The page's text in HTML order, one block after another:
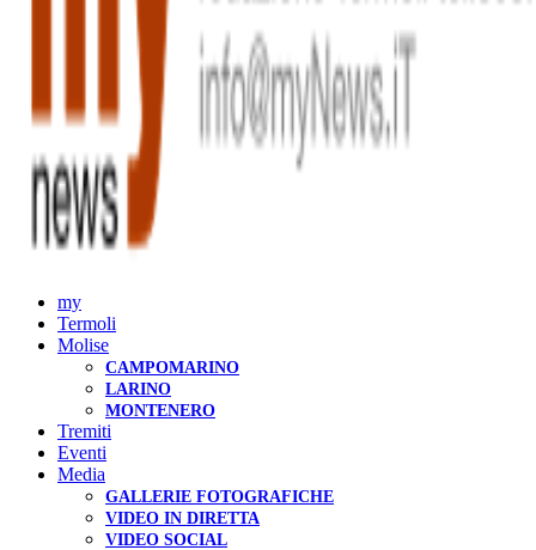
my
Termoli
Molise
CAMPOMARINO
LARINO
MONTENERO
Tremiti
Eventi
Media
GALLERIE FOTOGRAFICHE
VIDEO IN DIRETTA
VIDEO SOCIAL